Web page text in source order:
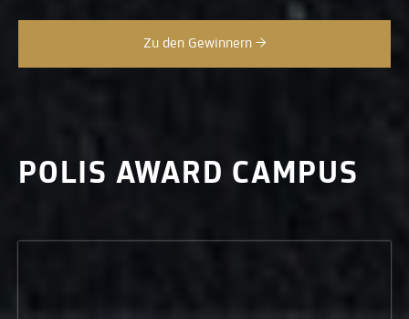
Zu den Gewinnern →
POLIS AWARD CAMPUS